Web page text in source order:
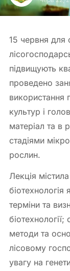
15 червня для
підвищують
проведено
використання
культур і
матеріал та в
стадіями
рослин.
Лекція
біотехнологія
терміни та
методи та
лісовому
увагу на